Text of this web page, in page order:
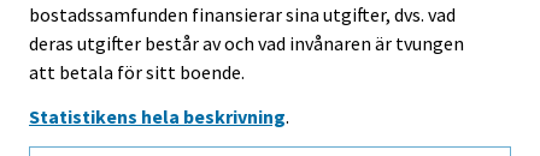
bostadssamfunden finansierar sina utgifter, dvs. vad
deras utgifter består av och vad invånaren är tvungen
att betala för sitt boende.
Statistikens hela beskrivning.